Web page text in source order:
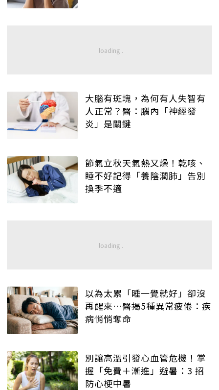
大腦有斑塊，為何有人失智有
人正常？醫：腦內「神經發
炎」是關鍵
節氣立秋天氣熱又燥！乾咳、
睡不好記得「養陰潤肺」告別
換季不適
以為太累「睡一覺就好」卻沒
再醒來…醫揭5種異常疲倦：疾
病悄悄奪命
別讓高溫引發心血管危機！掌
握「免費＋漸進」避暑：3 招
防心梗中暑